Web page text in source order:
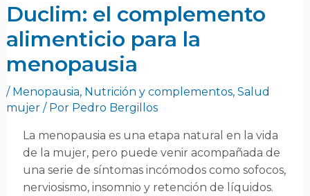
Duclim: el complemento
alimenticio para la
menopausia
/ Menopausia, Nutrición y complementos, Salud
mujer/ Por Pedro Bergillos
La menopausia es una etapa natural en la vida
de la mujer, pero puede venir acompañada de
una serie de síntomas incómodos como sofocos,
nerviosismo, insomnio y retención de líquidos.